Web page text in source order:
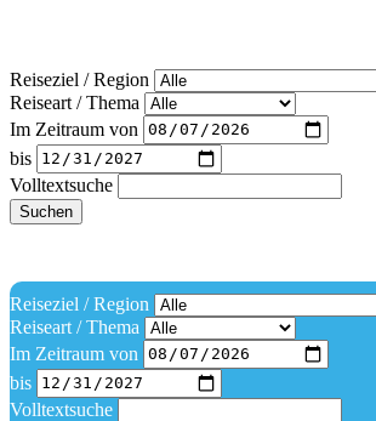
Reiseziel / Region
Reiseart / Thema
Im Zeitraum von
bis
Volltextsuche
Suchen
Reiseziel / Region
Reiseart / Thema
Im Zeitraum von
bis
Volltextsuche